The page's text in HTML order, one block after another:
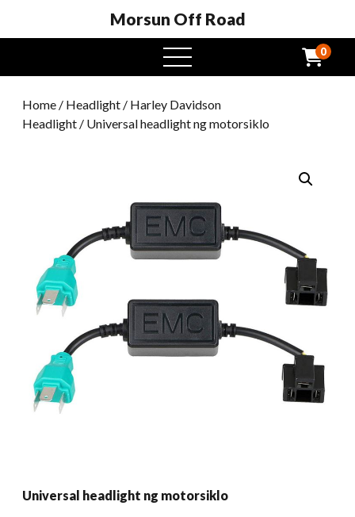
Morsun Off Road
Buksan
ang
0
Home / Headlight / Harley Davidson
Headlight / Universal headlight ng motorsiklo
Universal headlight ng motorsiklo